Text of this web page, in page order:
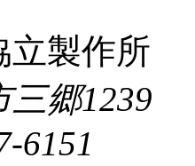
製作所
郷1239
6151